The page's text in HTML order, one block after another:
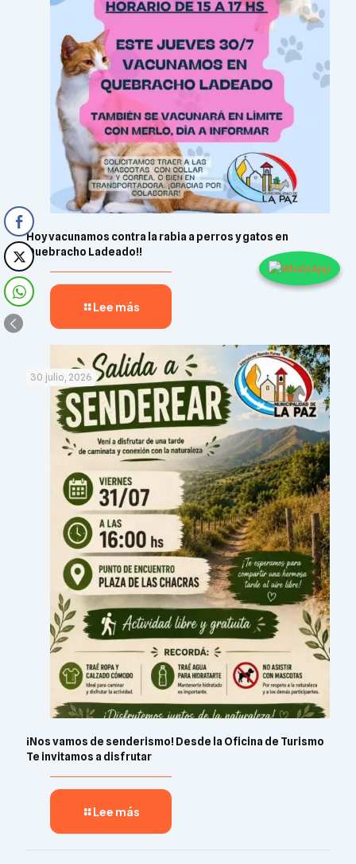
Hoy vacunamos contra la rabia a perros y gatos en
Quebracho Ladeado!!
Lee más
30 julio, 2026
¡Nos vamos de senderismo! Desde la Oficina de Turismo
Te invitamos a disfrutar
Lee más